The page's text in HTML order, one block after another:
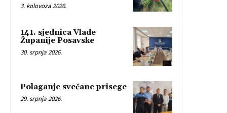
3. kolovoza 2026.
141. sjednica Vlade
Županije Posavske
30. srpnja 2026.
Polaganje svečane prisege
29. srpnja 2026.